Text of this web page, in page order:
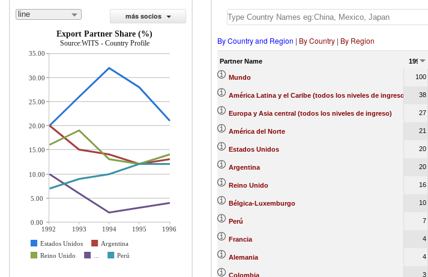
line
más socios
Export Partner Share (%)
Source:WITS - Country Profile
1992 1993 1994 1995
1996
Estados Unidos
Argentina
Reino Unido
Perú
35.00
30.00
25.00
20.00
15.00
10.00
5.00
0.00
By Country and Region | By Country | By Region
Partner Name 1992
Mundo 100
América Latina y el Caribe (todos los niveles de ingreso) 38
Europa y Asia central (todos los niveles de ingreso) 27
América del Norte 21
Estados Unidos 20
Argentina 20
Reino Unido 16
Bélgica-Luxemburgo 10
Perú 7
Francia 4
Alemania 4
Colombia 3